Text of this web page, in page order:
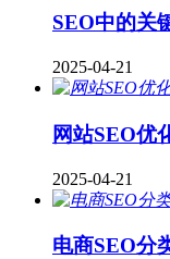
SEO中的关
2025-04-21
网站SEO优
2025-04-21
电商SEO分